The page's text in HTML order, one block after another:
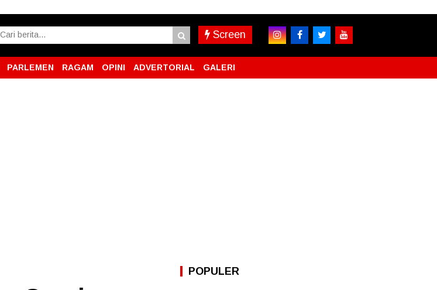
Screen
PARLEMEN RAGAM OPINI ADVERTORIAL GALERI
POPULER